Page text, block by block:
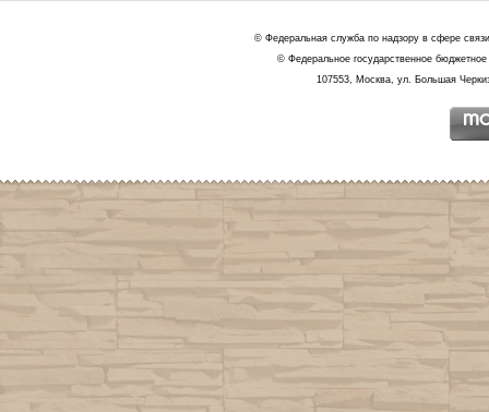
© Федеральная служба по надзору в сфере
© Федеральное государственное
107553, Москва, ул. Большая